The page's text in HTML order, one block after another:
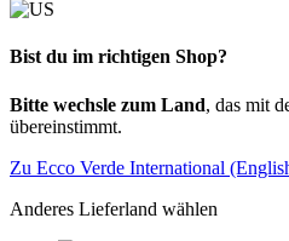
Bist du im richtigen Shop?
Bitte wechsle zum Land, das mit
übereinstimmt.
Zu Ecco Verde International
Anderes Lieferland wählen